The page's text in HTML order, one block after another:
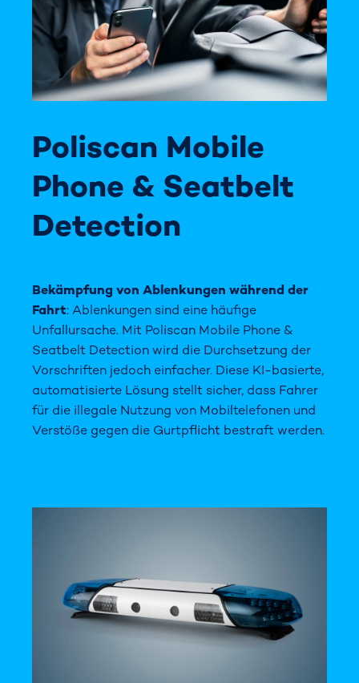
Poliscan Mobile
Phone & Seatbelt
Detection
Bekämpfung von Ablenkungen während der
Fahrt: Ablenkungen sind eine häufige
Unfallursache. Mit Poliscan Mobile Phone &
Seatbelt Detection wird die Durchsetzung der
Vorschriften jedoch einfacher. Diese KI-basierte,
automatisierte Lösung stellt sicher, dass Fahrer
für die illegale Nutzung von Mobiltelefonen und
Verstöße gegen die Gurtpflicht bestraft werden.